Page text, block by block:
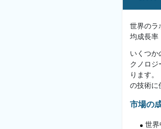
世界のラ
均成長率
いくつか
クノロジ
ります
の技術に
市場の
世界